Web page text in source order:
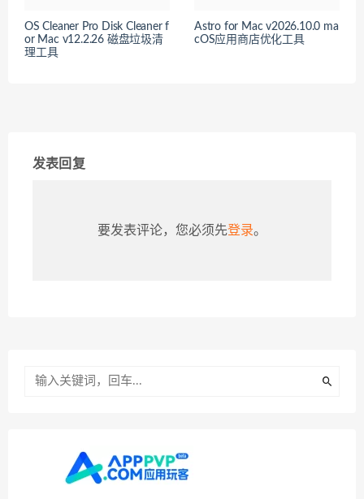
OS Cleaner Pro Disk Cleaner f
or Mac v12.2.26 磁盘垃圾清
理工具
Astro for Mac v2026.10.0 ma
cOS应用商店优化工具
发表回复
要发表评论，您必须先登录。